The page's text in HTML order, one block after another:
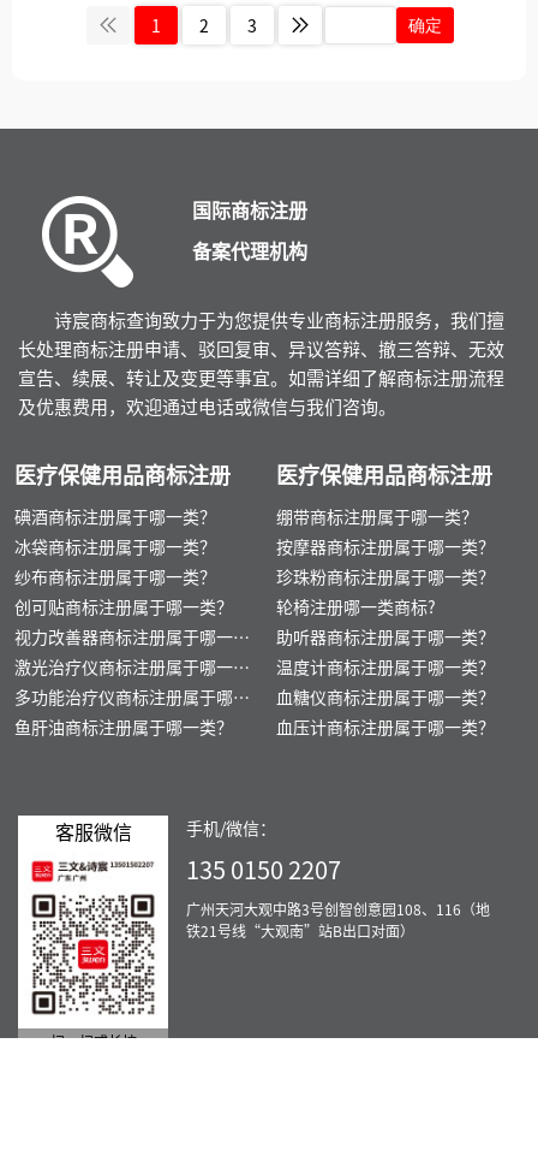
书有效期等资料整理出来。
注册证书有效期等资料整理出
来。
1 2 3 确定
国际商标注册
备案代理机构
诗宸商标查询致力于为您提供专业商标注册服务，我们擅
长处理商标注册申请、驳回复审、异议答辩、撤三答辩、无效
宣告、续展、转让及变更等事宜。如需详细了解商标注册流程
及优惠费用，欢迎通过电话或微信与我们咨询。
医疗保健用品商标注册
碘酒商标注册属于哪一类？
冰袋商标注册属于哪一类？
纱布商标注册属于哪一类？
创可贴商标注册属于哪一类？
视力改善器商标注册属于哪一
类？
激光治疗仪商标注册属于哪一
类？
多功能治疗仪商标注册属于哪一
类？
鱼肝油商标注册属于哪一类？
医疗保健用品商标注册
绷带商标注册属于哪一类？
按摩器商标注册属于哪一类？
珍珠粉商标注册属于哪一类？
轮椅注册哪一类商标?
助听器商标注册属于哪一类？
温度计商标注册属于哪一类？
血糖仪商标注册属于哪一类？
血压计商标注册属于哪一类？
客服微信
扫一扫或长按
手机/微信：
135 0150 2207
广州天河大观中路3号创智创意园108、116（地
铁21号线“大观南”站B出口对面）